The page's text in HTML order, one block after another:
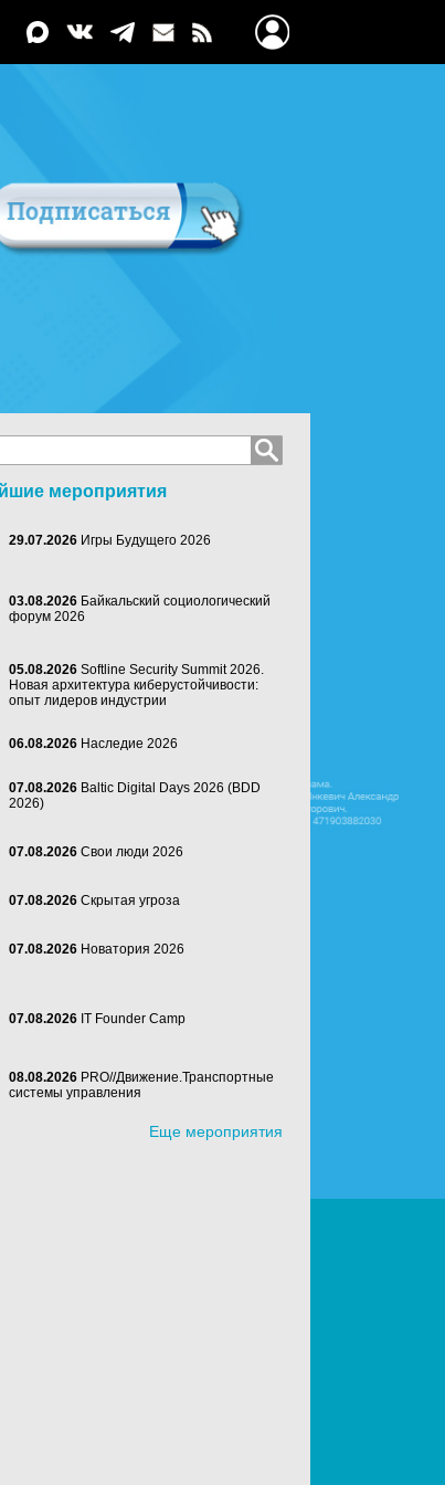
мероприятия
29.07.2026 Игры Будущего 2026
03.08.2026 Байкальский социологический
форум 2026
05.08.2026 Softline Security Summit 2026.
Новая архитектура киберустойчивости:
опыт лидеров индустрии
06.08.2026 Наследие 2026
07.08.2026 Baltic Digital Days 2026 (BDD
2026)
07.08.2026 Свои люди 2026
07.08.2026 Скрытая угроза
07.08.2026 Новатория 2026
07.08.2026 IT Founder Camp
08.08.2026 PRO//Движение.Транспортные
системы управления
Еще мероприятия